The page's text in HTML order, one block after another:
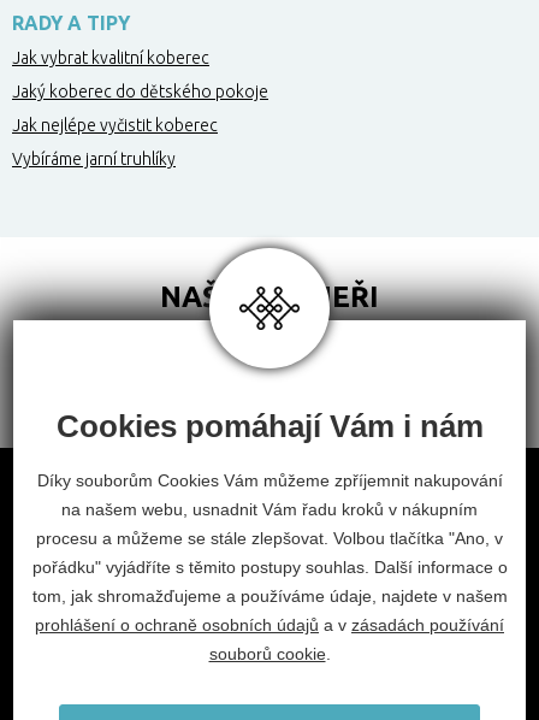
RADY A TIPY
Jak vybrat kvalitní koberec
Jaký koberec do dětského pokoje
Jak nejlépe vyčistit koberec
Vybíráme jarní truhlíky
NAŠI PARTNEŘI
Obchodní podmínky
Odstoupení od smlouvy
Nastavení cookies
facebookinstagram
2026 © Habitat, a.s.
info@habitat-cz.cz
Cookies pomáhají Vám i nám
Díky souborům Cookies Vám můžeme zpříjemnit nakupování
na našem webu, usnadnit Vám řadu kroků v nákupním
procesu a můžeme se stále zlepšovat. Volbou tlačítka "Ano, v
pořádku" vyjádříte s těmito postupy souhlas. Další informace o
tom, jak shromažďujeme a používáme údaje, najdete v našem
prohlášení o ochraně osobních údajů a v zásadách používání
souborů cookie.